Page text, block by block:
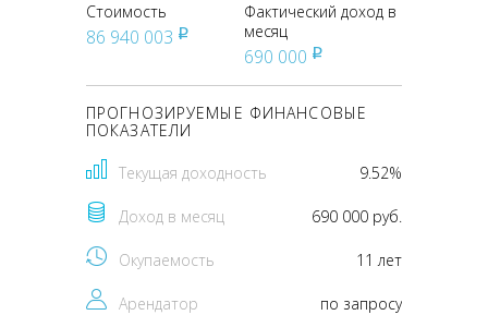
Стоимость
86 940 003 pуб
Фактический доход в
месяц
690 000 pуб
ПРОГНОЗИРУЕМЫЕ ФИНАНСОВЫЕ
ПОКАЗАТЕЛИ
Текущая доходность 9.52%
Доход в месяц 690 000 руб.
Окупаемость 11 лет
Арендатор по запросу